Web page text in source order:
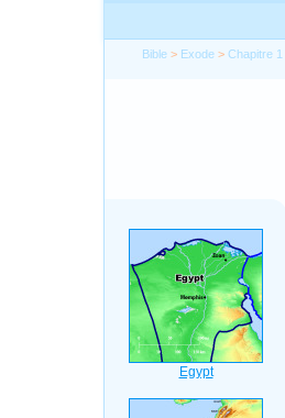
Bible > Exode >Chapitre 1